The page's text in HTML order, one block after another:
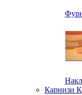
Карнизи